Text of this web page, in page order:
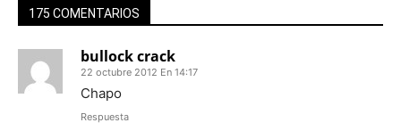
175 COMENTARIOS
bullock crack
22 octubre 2012 En 14:17
Chapo
Respuesta